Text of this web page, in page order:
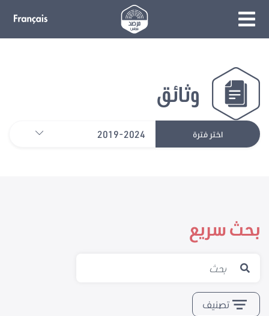
وثائق
اختر فترة 2019-2024
بحث سريع
تصنيف